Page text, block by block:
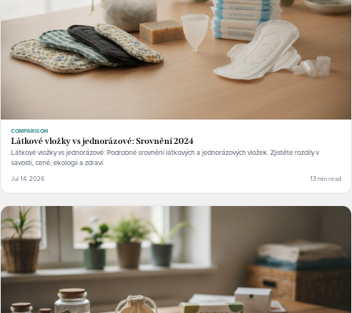
COMPARISON
Látkové vložky vs jednorázové: Srovnění 2024
Látkové vložky vs jednorázové: Podrobné srovnění látkových a jednorázových vložek. Zjistěte rozdíly v
savosti, ceně, ekologii a zdraví.
Jul 14, 2026 13 min read